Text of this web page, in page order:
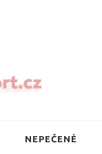
NEPEČENÉ